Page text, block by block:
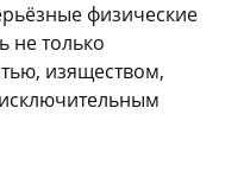
физические
не только
изяществом,